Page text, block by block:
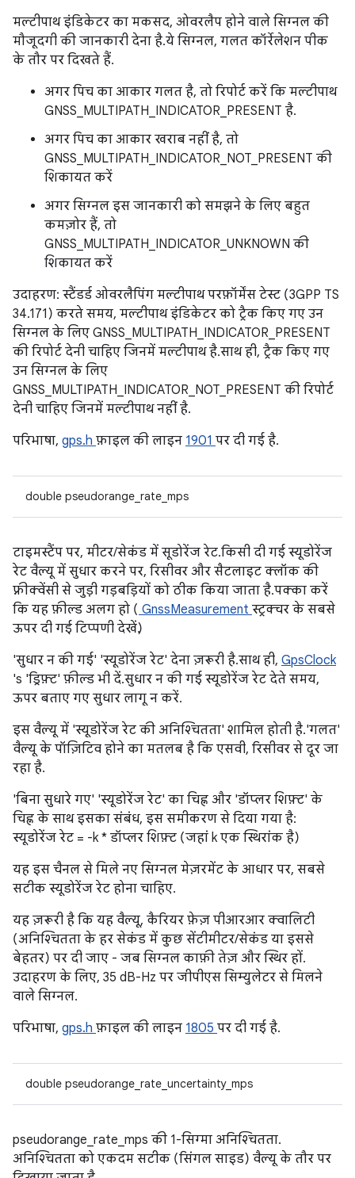
मल्टीपाथ इंडिकेटर का मकसद, ओवरलैप होने वाले सिग्नल की
मौजूदगी की जानकारी देना है. ये सिग्नल, गलत कॉर्रेलेशन पीक
के तौर पर दिखते हैं.
अगर पिच का आकार गलत है, तो रिपोर्ट करें कि मल्टीपाथ
GNSS_MULTIPATH_INDICATOR_PRESENT है.
अगर पिच का आकार खराब नहीं है, तो
GNSS_MULTIPATH_INDICATOR_NOT_PRESENT की
शिकायत करें
अगर सिग्नल इस जानकारी को समझने के लिए बहुत
कमज़ोर हैं, तो
GNSS_MULTIPATH_INDICATOR_UNKNOWN की
शिकायत करें
उदाहरण: स्टैंडर्ड ओवरलैपिंग मल्टीपाथ परफ़ॉर्मेंस टेस्ट (3GPP TS
34.171) करते समय, मल्टीपाथ इंडिकेटर को ट्रैक किए गए उन
सिग्नल के लिए GNSS_MULTIPATH_INDICATOR_PRESENT
की रिपोर्ट देनी चाहिए जिनमें मल्टीपाथ है. साथ ही, ट्रैक किए गए
उन सिग्नल के लिए
GNSS_MULTIPATH_INDICATOR_NOT_PRESENT की रिपोर्ट
देनी चाहिए जिनमें मल्टीपाथ नहीं है.
परिभाषा, gps.h फ़ाइल की लाइन 1901 पर दी गई है.
double pseudorange_rate_mps
टाइमस्टैंप पर, मीटर/सेकंड में सूडोरेंज रेट. किसी दी गई स्यूडोरेंज
रेट वैल्यू में सुधार करने पर, रिसीवर और सैटलाइट क्लॉक की
फ़्रीक्वेंसी से जुड़ी गड़बड़ियों को ठीक किया जाता है. पक्का करें
कि यह फ़ील्ड अलग हो ( GnssMeasurement स्ट्रक्चर के सबसे
ऊपर दी गई टिप्पणी देखें.)
'सुधार न की गई' 'स्यूडोरेंज रेट' देना ज़रूरी है. साथ ही, GpsClock
's 'ड्रिफ़्ट' फ़ील्ड भी दें. सुधार न की गई स्यूडोरेंज रेट देते समय,
ऊपर बताए गए सुधार लागू न करें.
इस वैल्यू में 'स्यूडोरेंज रेट की अनिश्चितता' शामिल होती है. 'गलत'
वैल्यू के पॉज़िटिव होने का मतलब है कि एसवी, रिसीवर से दूर जा
रहा है.
'बिना सुधारे गए' 'स्यूडोरेंज रेट' का चिह्न और 'डॉप्लर शिफ़्ट' के
चिह्न के साथ इसका संबंध, इस समीकरण से दिया गया है:
स्यूडोरेंज रेट = -k * डॉप्लर शिफ़्ट (जहां k एक स्थिरांक है)
यह इस चैनल से मिले नए सिग्नल मेज़रमेंट के आधार पर, सबसे
सटीक स्यूडोरेंज रेट होना चाहिए.
यह ज़रूरी है कि यह वैल्यू, कैरियर फ़ेज़ पीआरआर क्वालिटी
(अनिश्चितता के हर सेकंड में कुछ सेंटीमीटर/सेकंड या इससे
बेहतर) पर दी जाए - जब सिग्नल काफ़ी तेज़ और स्थिर हों.
उदाहरण के लिए, 35 dB-Hz पर जीपीएस सिम्युलेटर से मिलने
वाले सिग्नल.
परिभाषा, gps.h फ़ाइल की लाइन 1805 पर दी गई है.
double pseudorange_rate_uncertainty_mps
pseudorange_rate_mps की 1-सिग्मा अनिश्चितता.
अनिश्चितता को एकदम सटीक (सिंगल साइड) वैल्यू के तौर पर